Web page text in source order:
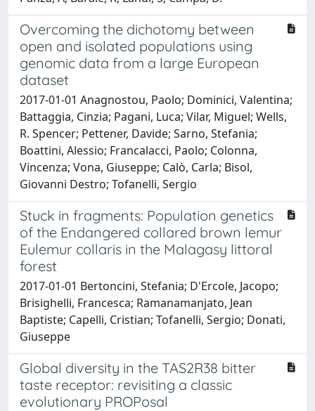
Overcoming the dichotomy between
open and isolated populations using
genomic data from a large European
dataset
2017-01-01 Anagnostou, Paolo; Dominici, Valentina;
Battaggia, Cinzia; Pagani, Luca; Vilar, Miguel; Wells,
R. Spencer; Pettener, Davide; Sarno, Stefania;
Boattini, Alessio; Francalacci, Paolo; Colonna,
Vincenza; Vona, Giuseppe; Calò, Carla; Bisol,
Giovanni Destro; Tofanelli, Sergio
Stuck in fragments: Population genetics
of the Endangered collared brown lemur
Eulemur collaris in the Malagasy littoral
forest
2017-01-01 Bertoncini, Stefania; D'Ercole, Jacopo;
Brisighelli, Francesca; Ramanamanjato, Jean
Baptiste; Capelli, Cristian; Tofanelli, Sergio; Donati,
Giuseppe
Global diversity in the TAS2R38 bitter
taste receptor: revisiting a classic
evolutionary PROPosal